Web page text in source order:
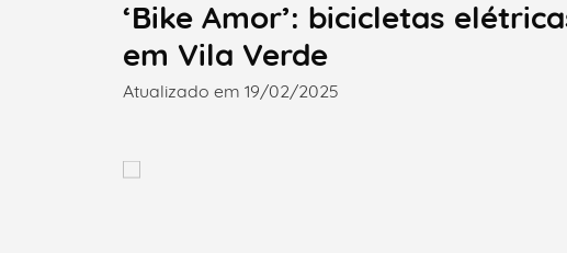
‘Bike Amor’: bicicletas
em Vila Verde
Atualizado em 19/02/2025